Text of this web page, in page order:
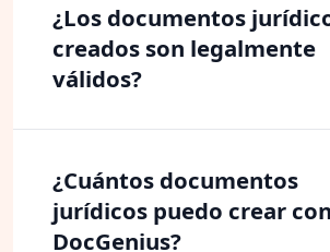
¿Los documentos
creados son legalmente
válidos?
¿Cuántos documentos
jurídicos puedo crear con
DocGenius?